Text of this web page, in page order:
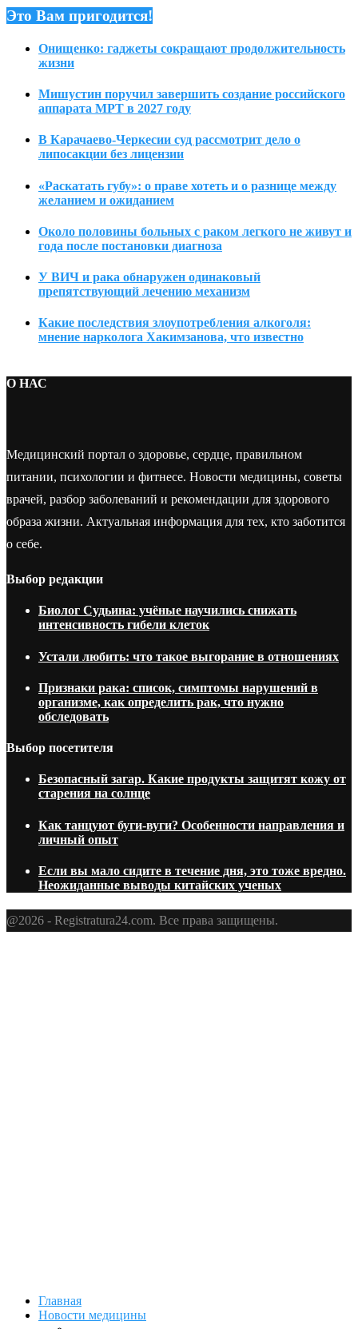
Это Вам пригодится!
Онищенко: гаджеты сокращают продолжительность
жизни
Мишустин поручил завершить создание российского
аппарата МРТ в 2027 году
В Карачаево-Черкесии суд рассмотрит дело о
липосакции без лицензии
«Раскатать губу»: о праве хотеть и о разнице между
желанием и ожиданием
Около половины больных с раком легкого не живут и
года после постановки диагноза
У ВИЧ и рака обнаружен одинаковый
препятствующий лечению механизм
Какие последствия злоупотребления алкоголя:
мнение нарколога Хакимзанова, что известно
О НАС
Медицинский портал о здоровье, сердце, правильном
питании, психологии и фитнесе. Новости медицины, советы
врачей, разбор заболеваний и рекомендации для здорового
образа жизни. Актуальная информация для тех, кто заботится
о себе.
Выбор редакции
Биолог Судьина: учёные научились снижать
интенсивность гибели клеток
Устали любить: что такое выгорание в отношениях
Признаки рака: список, симптомы нарушений в
организме, как определить рак, что нужно
обследовать
Выбор посетителя
Безопасный загар. Какие продукты защитят кожу от
старения на солнце
Как танцуют буги-вуги? Особенности направления и
личный опыт
Если вы мало сидите в течение дня, это тоже вредно.
Неожиданные выводы китайских ученых
@2026 - Registratura24.com. Все права защищены.
Главная
Новости медицины